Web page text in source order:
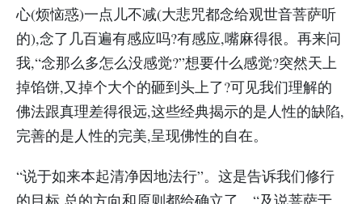
心(烦恼惑)一点儿不减(大悲咒都念给观世音菩萨听
的),念了几百遍有感应吗?有感应,嘴麻得很。再来问
我,“念那么多怎么没感觉?”想要什么感觉?突然天上
掉馅饼,又掉个大个的砸到头上了?可见我们理解的
佛法跟真理差得很远,这些经典揭示的是人性的缺陷,
完善的是人性的完美,呈现佛性的自在。
“说于如来本起清净因地法行”。这是告诉我们修行
的目标,总的方向和原则都给确立了。“及说菩萨于